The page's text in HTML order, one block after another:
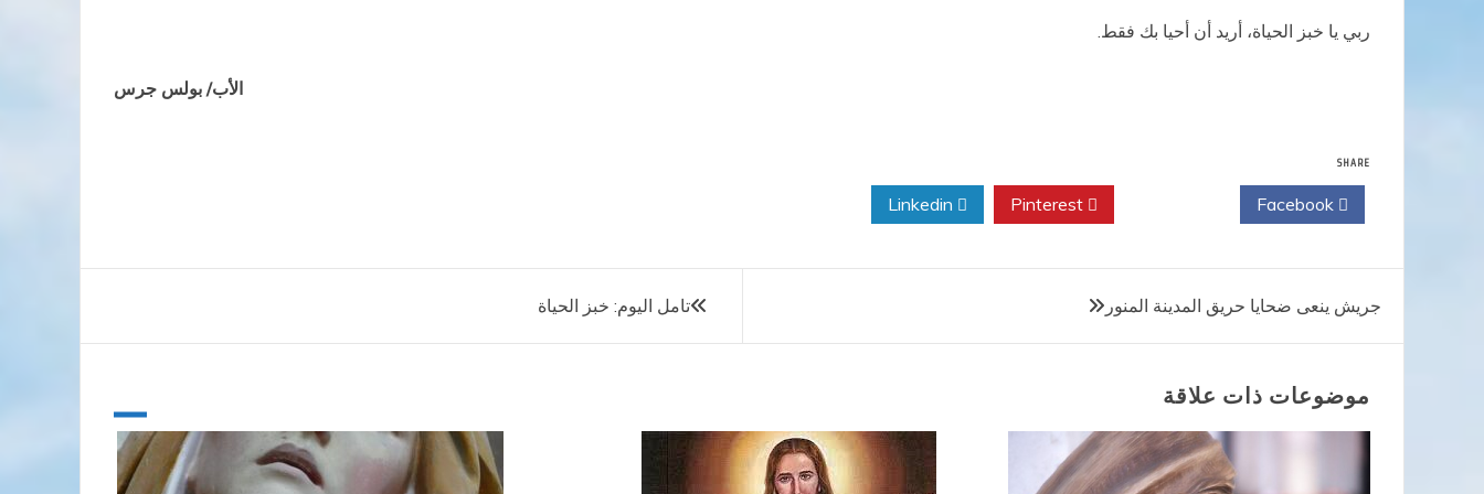
ربي يا خبز الحياة، أريد أن أحيا بك فقط.
الأب/ بولس جرس
SHARE
تصفّح
المقالات
تامل اليوم: خبز الحياة جريش ينعى ضحايا حريق المدينة المنور
موضوعات ذات علاقة